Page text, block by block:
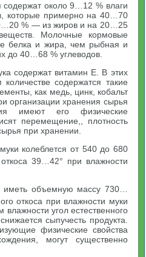
около 9…12 % влаги
которые примерно на 40…70
% — из жиров и на 20…25
Молочные кормовые
белка и жира, чем рыбная и
до 40…68 % углеводов.
содержат витамин Е. В этих
количестве содержатся такие
как медь, цинк, кобальт
организации хранения сырья
имеют его физические
перемещение,, плотность
при хранении.
колеблется от 540 до 680
откоса 39…42° при влажности
иметь объемную массу 730…
откоса при влажности муки
угол естественного
сыпучесть продукта.
физические свойства
могут существенно